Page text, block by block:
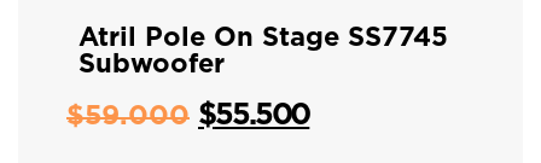
Atril Pole On Stage SS7745
Subwoofer
$59.000 $55.500